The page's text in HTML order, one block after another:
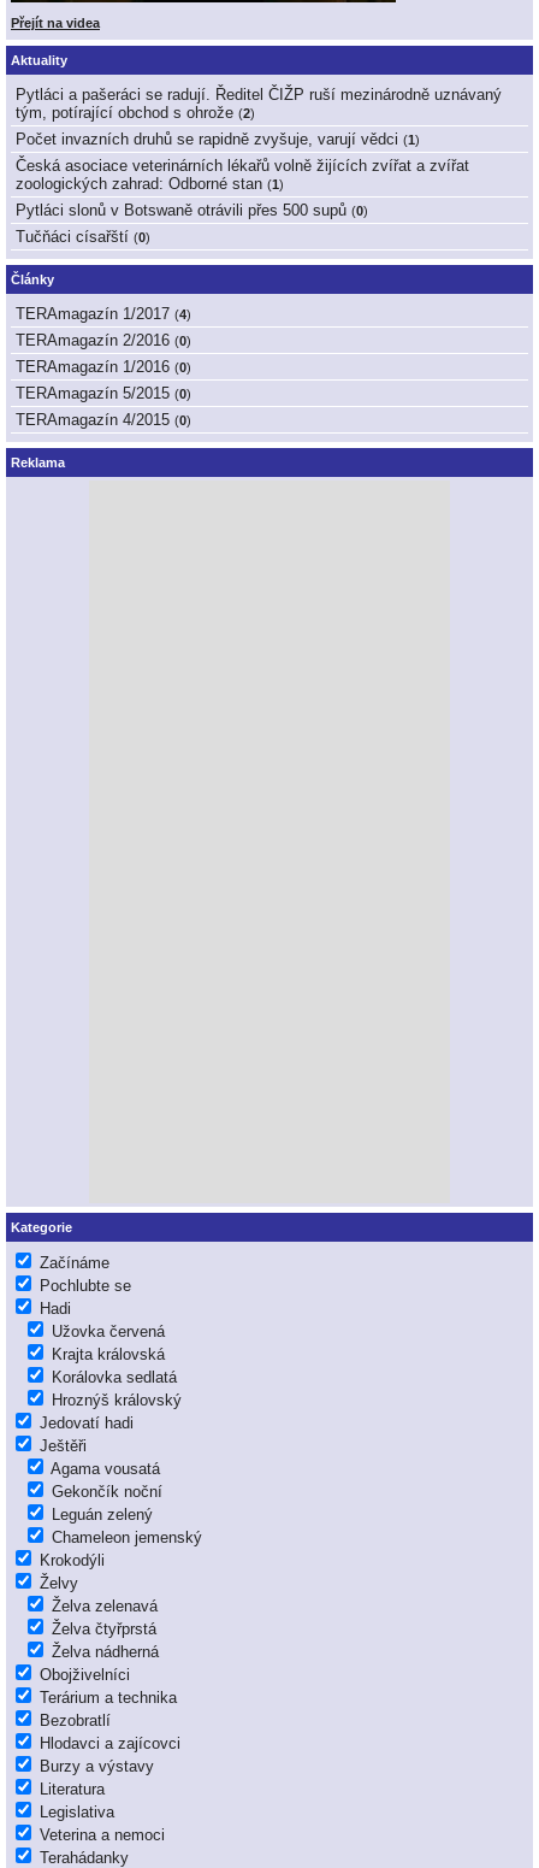
Přejít na videa
Aktuality
Pytláci a pašeráci se radují. Ředitel ČIŽP ruší mezinárodně uznávaný
tým, potírající obchod s ohrože (2)
Počet invazních druhů se rapidně zvyšuje, varují vědci (1 )
Česká asociace veterinárních lékařů volně žijících zvířat a zvířat
zoologických zahrad: Odborné stan (1 )
Pytláci slonů v Botswaně otrávili přes 500 supů (0)
Tučňáci císařští (0)
Články
TERAmagazín 1/2017 (4)
TERAmagazín 2/2016 (0)
TERAmagazín 1/2016 (0)
TERAmagazín 5/2015 (0)
TERAmagazín 4/2015 (0)
Reklama
Kategorie
Začínáme
Pochlubte se
Hadi
Užovka červená
Krajta královská
Korálovka sedlatá
Hroznýš královský
Jedovatí hadi
Ještěři
Agama vousatá
Gekončík noční
Leguán zelený
Chameleon jemenský
Krokodýli
Želvy
Želva zelenavá
Želva čtyřprstá
Želva nádherná
Obojživelníci
Terárium a technika
Bezobratlí
Hlodavci a zajícovci
Burzy a výstavy
Literatura
Legislativa
Veterina a nemoci
Terahádanky